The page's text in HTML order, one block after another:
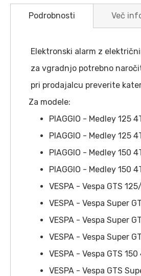
na
začetekPodrobnosti
Elektronski alarm z
za vgradnjo potrebno
pri prodajalcu preverite
Za modele:
PIAGGIO - Medley 125
PIAGGIO - Medley 125
PIAGGIO - Medley 150
PIAGGIO - Medley 150
VESPA - Vespa GTS
VESPA - Vespa Super
VESPA - Vespa Super
VESPA - Vespa Super
VESPA - Vespa GTS
VESPA - Vespa GTS
Več